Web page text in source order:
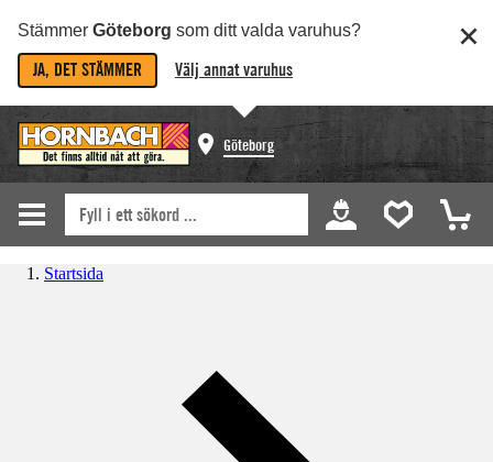
Stämmer Göteborg som ditt valda varuhus?
JA, DET STÄMMER Välj annat varuhus
Göteborg
Startsida